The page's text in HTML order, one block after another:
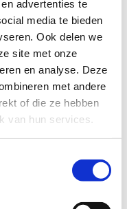
advertenties te
media te bieden
Ook delen we
site met onze
en analyse. Deze
met andere
of die ze hebben
van hun services.